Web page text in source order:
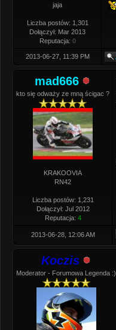
jaja
Liczba postów: 1,301
Dołączył: Mar 2013
Reputacja: 0
2013-06-27, 11:39 PM
mad666
kto się odważy ze mną ścigac ?
KRAKOOVIA
RN42
Liczba postów: 1,231
Dołączył: Jul 2012
Reputacja: 4
2013-06-28, 12:06 AM
Koczis
Moderator - Forumowa Legenda :)